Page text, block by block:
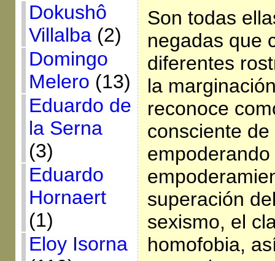
Dokushô
Villalba(2)
Domingo
Melero (13)
Eduardo de
la Serna
(3)
Eduardo
Hornaert
(1)
Eloy Isorna
Son todas
negadas que
diferentes
la
reconoce
consciente
superación
sexismo, el
homofobia,